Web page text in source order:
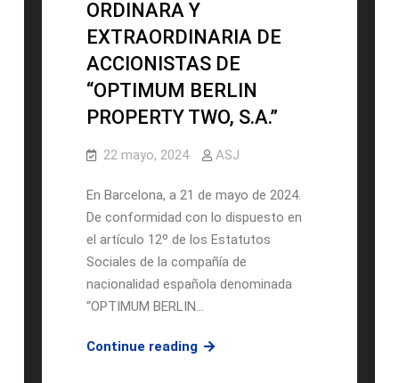
BERLIN
PROPERTY,
S.A.”
ORDINARA Y
EXTRAORDINARIA DE
ACCIONISTAS DE
“OPTIMUM BERLIN
PROPERTY TWO, S.A.”
22 mayo, 2024 ASJ
En Barcelona, a 21 de mayo de 2024.
De conformidad con lo dispuesto en
el artículo 12º de los Estatutos
Sociales de la compañía de
nacionalidad española denominada
“OPTIMUM BERLIN…
Continue readingCONVOCATORIA